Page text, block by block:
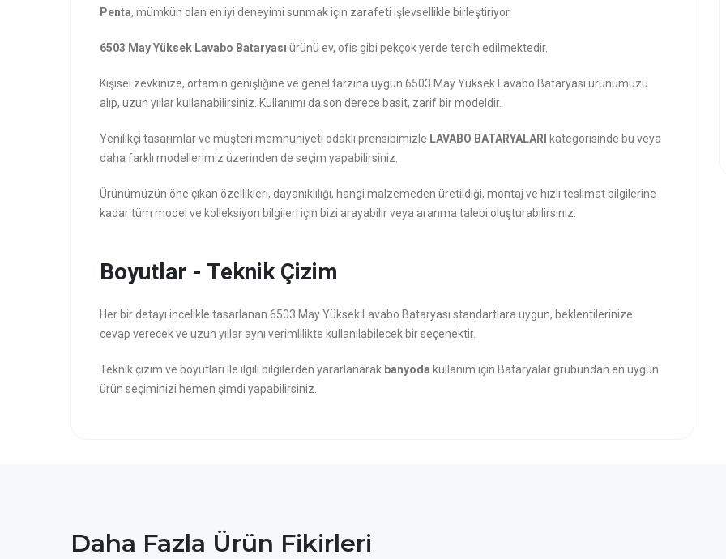
Penta, mümkün olan en iyi deneyimi sunmak için zarafeti işlevsellikle birleştiriyor.
6503 May Yüksek Lavabo Bataryası ürünü ev, ofis gibi pekçok yerde tercih edilmektedir.
Kişisel zevkinize, ortamın genişliğine ve genel tarzına uygun 6503 May Yüksek Lavabo Bataryası ürünümüzü
alıp, uzun yıllar kullanabilirsiniz. Kullanımı da son derece basit, zarif bir modeldir.
Yenilikçi tasarımlar ve müşteri memnuniyeti odaklı prensibimizle LAVABO BATARYALARI
kategorisinde bu veya
daha farklı modellerimiz üzerinden de seçim yapabilirsiniz.
Ürünümüzün öne çıkan özellikleri, dayanıklılığı, hangi malzemeden üretildiği, montaj ve hızlı teslimat bilgilerine
kadar tüm model ve kolleksiyon bilgileri için bizi arayabilir veya aranma talebi oluşturabilirsiniz.
Boyutlar - Teknik Çizim
Her bir detayı incelikle tasarlanan 6503 May Yüksek Lavabo Bataryası standartlara uygun, beklentilerinize
cevap verecek ve uzun yıllar aynı verimlilikte kullanılabilecek bir seçenektir.
Teknik çizim ve boyutları ile ilgili bilgilerden yararlanarak banyoda kullanım için Bataryalar grubundan en uygun
ürün seçiminizi hemen şimdi yapabilirsiniz.
Daha Fazla Ürün Fikirleri